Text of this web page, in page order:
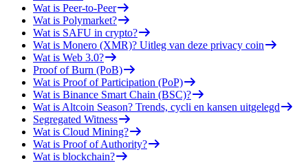
Wat is Peer-to-Peer
Wat is Polymarket?
Wat is SAFU in crypto?
Wat is Monero (XMR)? Uitleg van deze privacy coin
Wat is Web 3.0?
Proof of Burn (PoB)
Wat is Proof of Participation (PoP)
Wat is Binance Smart Chain (BSC)?
Wat is Altcoin Season? Trends, cycli en kansen uitgelegd
Segregated Witness
Wat is Cloud Mining?
Wat is Proof of Authority?
Wat is blockchain?